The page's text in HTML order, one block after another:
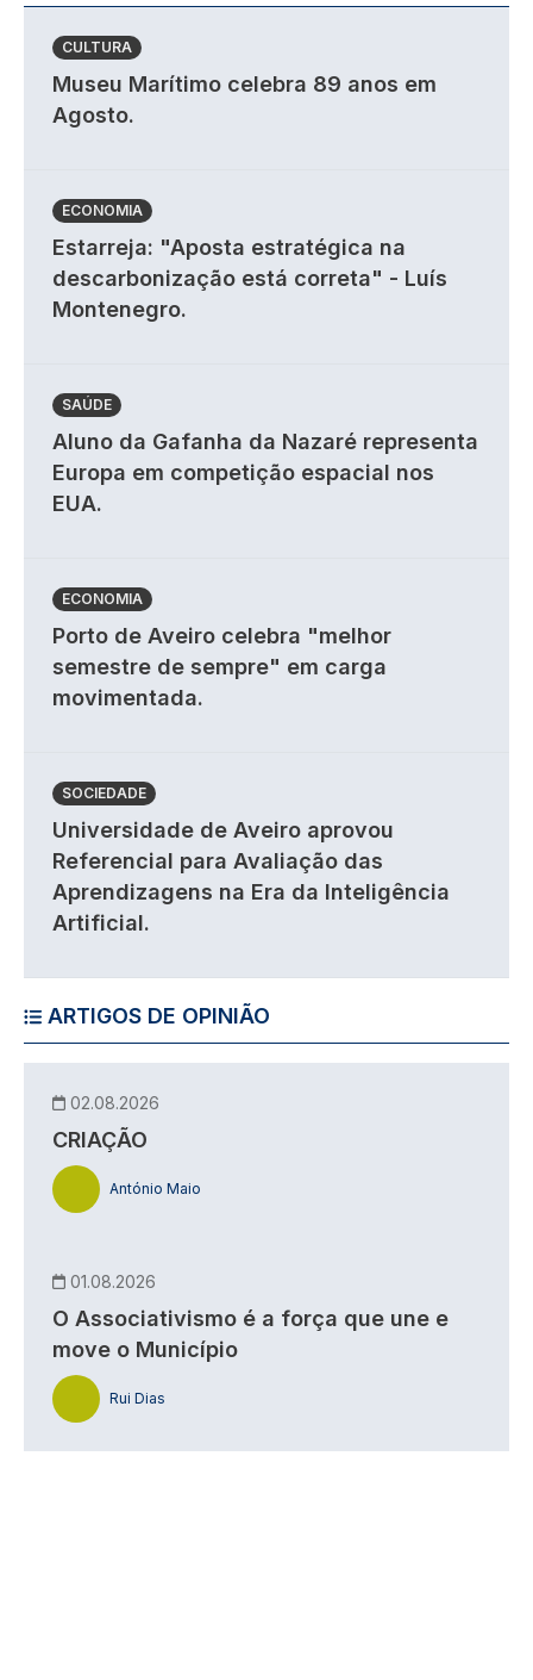
CULTURA
Museu Marítimo celebra 89 anos em
Agosto.
ECONOMIA
Estarreja: "Aposta estratégica na
descarbonização está correta" - Luís
Montenegro.
SAÚDE
Aluno da Gafanha da Nazaré representa
Europa em competição espacial nos
EUA.
ECONOMIA
Porto de Aveiro celebra "melhor
semestre de sempre" em carga
movimentada.
SOCIEDADE
Universidade de Aveiro aprovou
Referencial para Avaliação das
Aprendizagens na Era da Inteligência
Artificial.
ARTIGOS DE OPINIÃO
02.08.2026
CRIAÇÃO
António Maio
01.08.2026
O Associativismo é a força que une e
move o Município
Rui Dias